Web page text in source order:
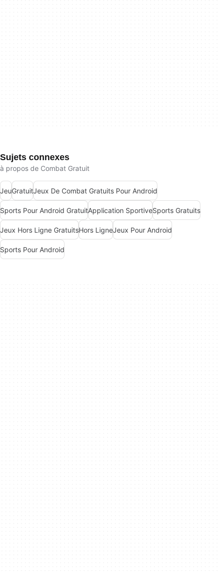
Sujets connexes
à propos de Combat Gratuit
JeuGratuitJeux De Combat Gratuits Pour Android
Sports Pour Android GratuitApplication SportiveSports Gratuits
Jeux Hors Ligne GratuitsHors LigneJeux Pour Android
Sports Pour Android